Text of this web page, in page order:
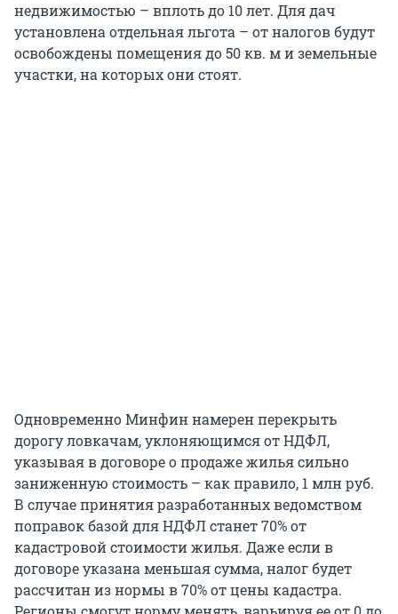
недвижимостью – вплоть до 10 лет. Для дач
установлена отдельная льгота – от налогов будут
освобождены помещения до 50 кв. м и земельные
участки, на которых они стоят.
Одновременно Минфин намерен перекрыть
дорогу ловкачам, уклоняющимся от НДФЛ,
указывая в договоре о продаже жилья сильно
заниженную стоимость – как правило, 1 млн руб.
В случае принятия разработанных ведомством
поправок базой для НДФЛ станет 70% от
кадастровой стоимости жилья. Даже если в
договоре указана меньшая сумма, налог будет
рассчитан из нормы в 70% от цены кадастра.